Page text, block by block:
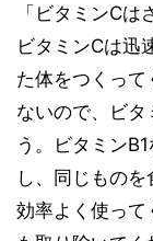
「ビタミンCは
ビタミンCは迅
た体をつくって
ないので、ビタ
う。ビタミン
し、同じもの
効率よく使って